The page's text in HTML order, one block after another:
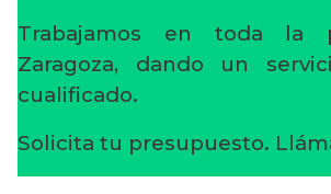
Trabajamos en toda la
Zaragoza, dando un
cualificado.
Solicita tu presupuesto.